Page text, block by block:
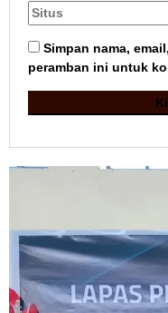
Simpan nama,
peramban ini untuk